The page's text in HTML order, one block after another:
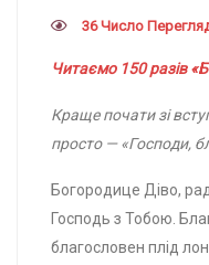
36 Число
Читаємо 150 разів
Краще почати зі
просто — «Господи,
Богородице Діво,
Господь з Тобою.
благословен плід